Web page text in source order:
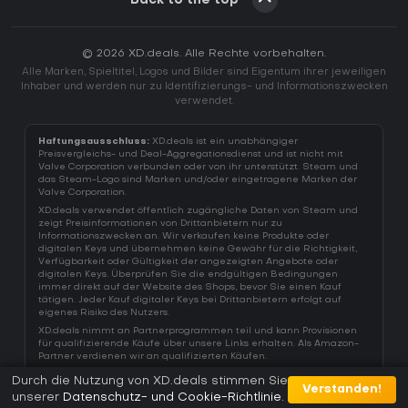
© 2026 XD.deals. Alle Rechte vorbehalten.
Alle Marken, Spieltitel, Logos und Bilder sind Eigentum ihrer jeweiligen
Inhaber und werden nur zu Identifizierungs- und Informationszwecken
verwendet.
Haftungsausschluss: XD.deals ist ein unabhängiger
Preisvergleichs- und Deal-Aggregationsdienst und ist nicht mit
Valve Corporation verbunden oder von ihr unterstützt. Steam und
das Steam-Logo sind Marken und/oder eingetragene Marken der
Valve Corporation.
XD.deals verwendet öffentlich zugängliche Daten von Steam und
zeigt Preisinformationen von Drittanbietern nur zu
Informationszwecken an. Wir verkaufen keine Produkte oder
digitalen Keys und übernehmen keine Gewähr für die Richtigkeit,
Verfügbarkeit oder Gültigkeit der angezeigten Angebote oder
digitalen Keys. Überprüfen Sie die endgültigen Bedingungen
immer direkt auf der Website des Shops, bevor Sie einen Kauf
tätigen. Jeder Kauf digitaler Keys bei Drittanbietern erfolgt auf
eigenes Risiko des Nutzers.
XD.deals nimmt an Partnerprogrammen teil und kann Provisionen
für qualifizierende Käufe über unsere Links erhalten. Als Amazon-
Partner verdienen wir an qualifizierten Käufen.
Durch die Nutzung von XD.deals stimmen Sie
unserer Datenschutz- und Cookie-Richtlinie
Verstanden!